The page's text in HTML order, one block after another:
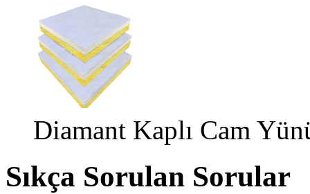
Diamant Kaplı Cam
Sıkça Sorulan Sorular